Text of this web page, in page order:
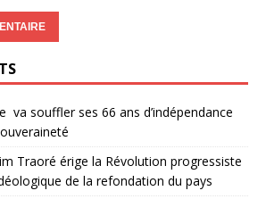
va souffler ses 66 ans d’indépendance
Traoré érige la Révolution progressiste
de la refondation du pays